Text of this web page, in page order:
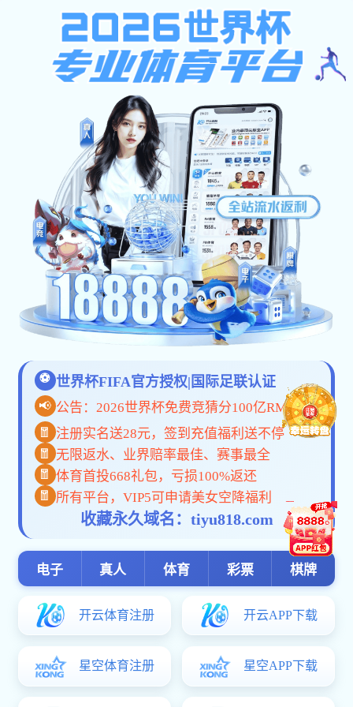
蓝鲸体育足球直播app（中国）
学校概况 机构设置
BTV6体育教学科学研究本科招生
新闻动态
学校要闻
通知公告
基层动态
媒体
【中